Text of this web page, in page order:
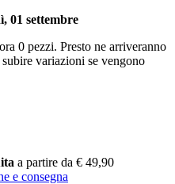
01 settembre
0 pezzi. Presto ne arriveranno
variazioni se vengono
a partire da € 49,90
e consegna